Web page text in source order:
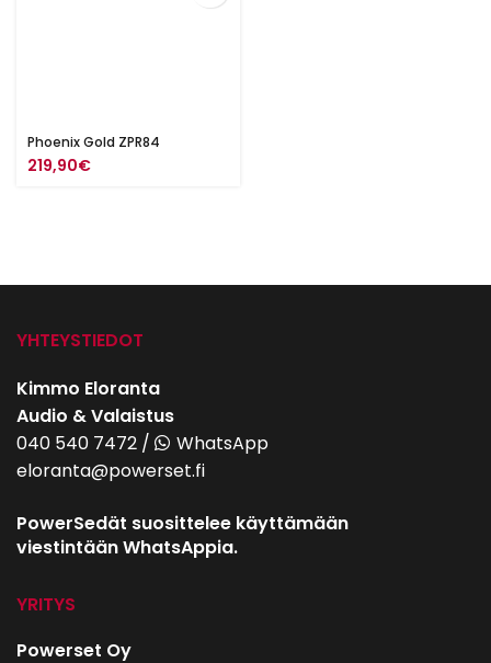
Phoenix Gold ZPR84
219,90€
YHTEYSTIEDOT
Kimmo Eloranta
Audio & Valaistus
040 540 7472 /
WhatsApp
eloranta@powerset.fi
PowerSedät suosittelee käyttämään
viestintään WhatsAppia.
YRITYS
Powerset Oy